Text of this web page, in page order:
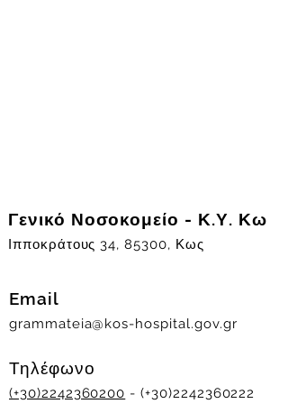
Γενικό Νοσοκομείο - Κ.Υ. Κω
Ιπποκράτους 34, 85300, Κως
Email
grammateia@kos-hospital.gov.gr
Τηλέφωνο
(+30)2242360200 - (+30)2242360222